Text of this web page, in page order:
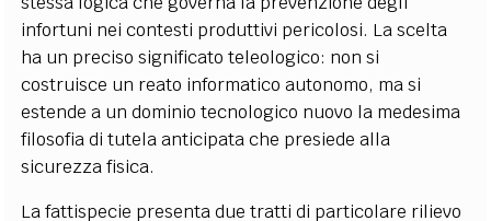
infortuni nei contesti produttivi pericolosi. La scelta
ha un preciso significato teleologico: non si
costruisce un reato informatico autonomo, ma si
estende a un dominio tecnologico nuovo la medesima
filosofia di tutela anticipata che presiede alla
sicurezza fisica.
La fattispecie presenta due tratti di particolare rilievo